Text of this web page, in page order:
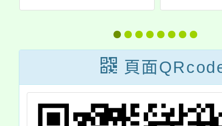
勵」活動
「114
女童
童軍
考驗
案，
頁面